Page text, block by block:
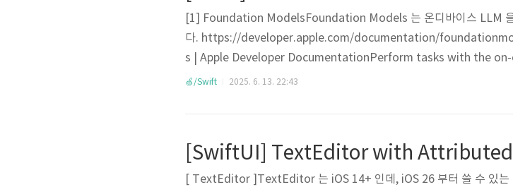
[1] Foundation ModelsFoundation Models 는 온디바이스 LLM 을
다. https://developer.apple.com/documentation/
s | Apple Developer DocumentationPerform tasks with the
alizes in language understanding, structured output, and tool
🍏/Swift 2025. 6. 13. 22:43
[SwiftUI] TextEditor with
[ TextEditor ]TextEditor 는 iOS 14+ 인데, iOS 26 부터 쓸 수 있